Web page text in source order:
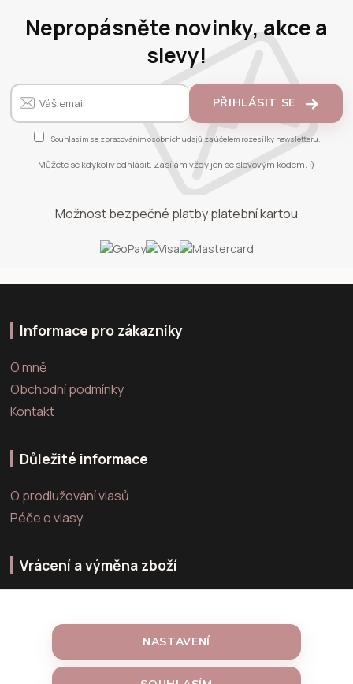
Nepropásněte novinky, akce a
slevy!
PŘIHLÁSIT SE
Souhlasím se zpracováním osobních údajů za účelem rozesílky newsletteru.
Můžete se kdykoliv odhlásit. Zasílám vždy jen se slevovým kódem. :)
Možnost bezpečné platby platební kartou
Informace pro zákazníky
O mně
Obchodní podmínky
Kontakt
Důležité informace
O prodlužování vlasů
Péče o vlasy
Vrácení a výměna zboží
Vrácení zboží
NASTAVENÍ